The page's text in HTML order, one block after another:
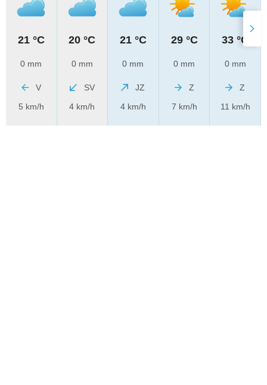
21 °C
0 mm
V
5 km/h
20 °C
0 mm
SV
4 km/h
21 °C
0 mm
JZ
4 km/h
29 °C
0 mm
Z
7 km/h
33 °C
0 mm
Z
11 km/h